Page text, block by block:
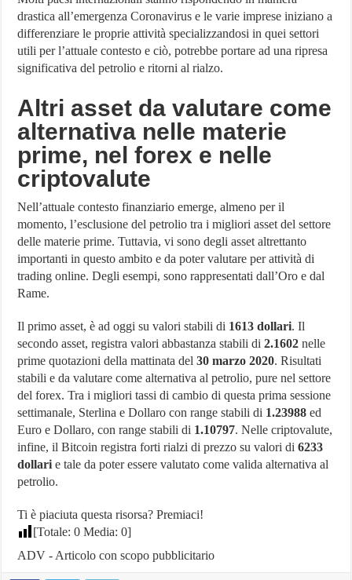
drastica all’emergenza Coronavirus e le varie imprese iniziano a
differenziare le proprie attività specializzandosi in quei settori
utili per l’attuale contesto e ciò, potrebbe portare ad una ripresa
significativa del petrolio e ritorni al rialzo.
Altri asset da valutare come
alternativa nelle materie
prime, nel forex e nelle
criptovalute
Nell’attuale contesto finanziario emerge, almeno per il
momento, l’esclusione del petrolio tra i migliori asset del settore
delle materie prime. Tuttavia, vi sono degli asset altrettanto
importanti in questo ambito e da poter valutare per attività di
trading online. Degli esempi, sono rappresentati dall’Oro e dal
Rame.
Il primo asset, è ad oggi su valori stabili di 1613 dollari. Il
secondo asset, registra valori abbastanza stabili di2.1602 nelle
prime quotazioni della mattinata del 30 marzo 2020. Risultati
stabili e da valutare come alternativa al petrolio, pure nel settore
del forex. Tra i migliori tassi di cambio di questa prima sessione
settimanale, Sterlina e Dollaro con range stabili di 1.23988 ed
Euro e Dollaro, con range stabili di 1.10797. Nelle criptovalute,
infine, il Bitcoin registra forti rialzi di prezzo su valori di6233
dollari e tale da poter essere valutato come valida alternativa al
petrolio.
Ti è piaciuta questa risorsa? Premiaci!
[Totale:0 Media:0]
ADV - Articolo con scopo pubblicitario